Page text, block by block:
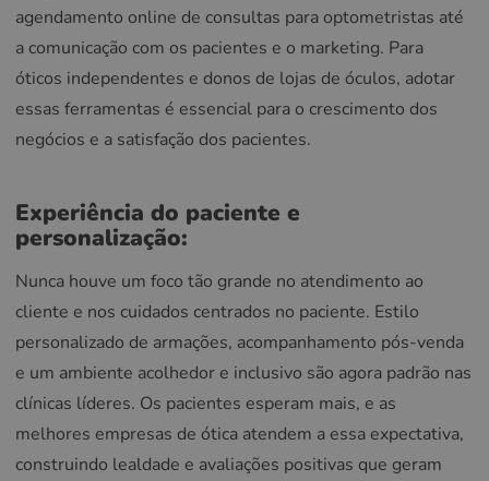
agendamento online de consultas para optometristas até
a comunicação com os pacientes e o marketing. Para
óticos independentes e donos de lojas de óculos, adotar
essas ferramentas é essencial para o crescimento dos
negócios e a satisfação dos pacientes.
Experiência do paciente e
personalização:
Nunca houve um foco tão grande no atendimento ao
cliente e nos cuidados centrados no paciente. Estilo
personalizado de armações, acompanhamento pós-venda
e um ambiente acolhedor e inclusivo são agora padrão nas
clínicas líderes. Os pacientes esperam mais, e as
melhores empresas de ótica atendem a essa expectativa,
construindo lealdade e avaliações positivas que geram